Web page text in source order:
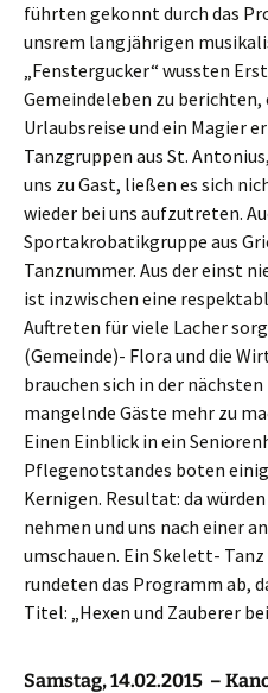
führten gekonnt durch das
unsrem langjährigen
„Fenstergucker“ wussten
Gemeindeleben zu
Urlaubsreise und ein Magier
Tanzgruppen aus St.
uns zu Gast, ließen es sich
wieder bei uns aufzutreten.
Sportakrobatikgruppe aus
Tanznummer. Aus der einst
ist inzwischen eine
Auftreten für viele Lacher
(Gemeinde)- Flora und die
brauchen sich in der
mangelnde Gäste mehr zu
Einen Einblick in ein
Pflegenotstandes boten
Kernigen. Resultat: da
nehmen und uns nach einer
umschauen. Ein Skelett-
rundeten das Programm ab,
Titel: „Hexen und Zauberer
Samstag, 14.02.2015 –